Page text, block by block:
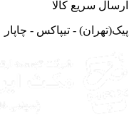
سریع کالا
- تیپاکس - چاپار